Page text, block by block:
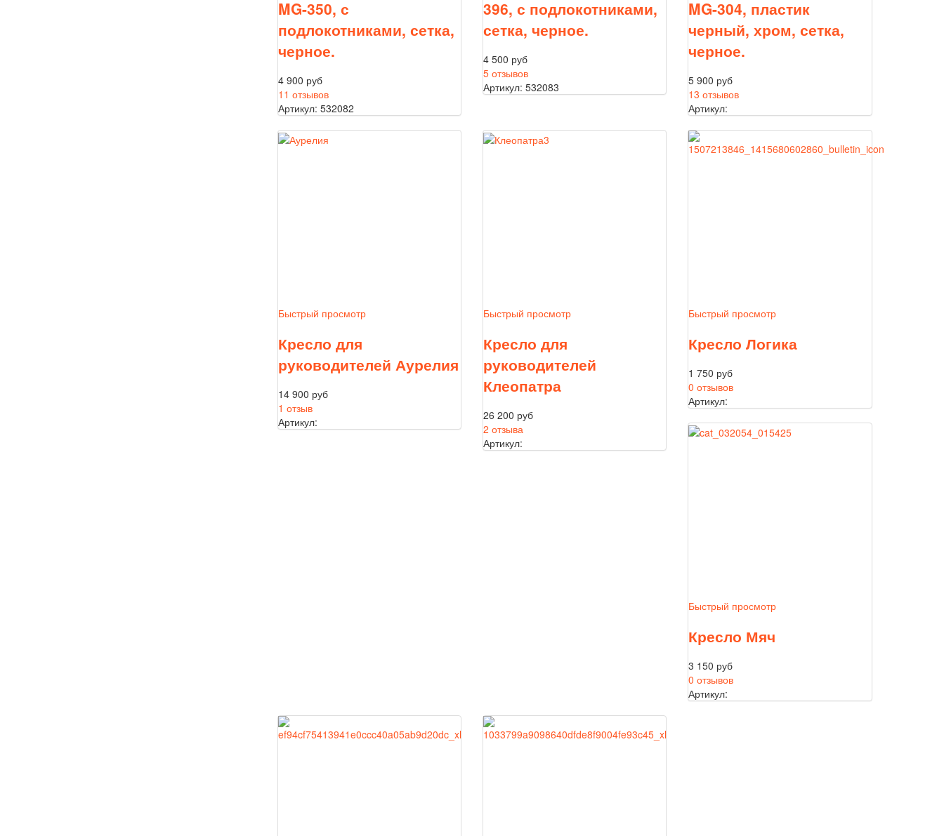
MG-350, с
подлокотниками, сетка,
черное.
4 900 руб
11 отзывов
Артикул: 532082
396, с подлокотниками,
сетка, черное.
4 500 руб
5 отзывов
Артикул: 532083
MG-304, пластик
черный, хром, сетка,
черное.
5 900 руб
13 отзывов
Артикул:
Быстрый просмотр
Кресло для
руководителей Аурелия
14 900 руб
1 отзыв
Артикул:
Быстрый просмотр
Кресло для
руководителей
Клеопатра
26 200 руб
2 отзыва
Артикул:
Быстрый просмотр
Кресло Логика
1 750 руб
0 отзывов
Артикул:
Быстрый просмотр
Кресло Мяч
3 150 руб
0 отзывов
Артикул: